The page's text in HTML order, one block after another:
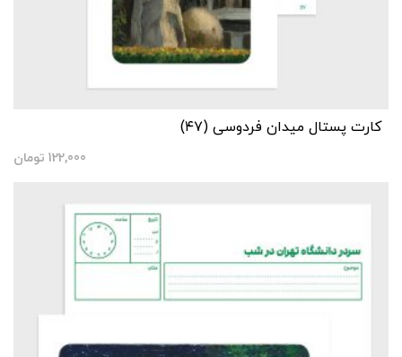
کارت پستال میدان فردوسی (۴۷)
122,000 تومان